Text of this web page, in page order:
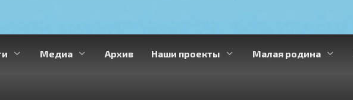
Медиа Архив Наши проекты Малая родина